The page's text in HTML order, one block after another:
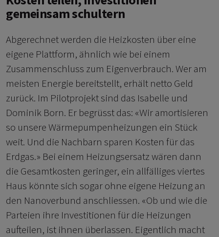
gemeinsam schultern
Abgerechnet werden die Heizkosten über eine
eigene Plattform, ähnlich wie bei einem
Zusammenschluss zum Eigenverbrauch. Wer am
meisten Energie bereitstellt, erhält netto Geld
zurück. Im Pilotprojekt sind das Isabelle und
Dominik Born. Er begrüsst das: «Wir amortisieren
so unsere Wärmepumpenheizungen ein Stück
weit. Und die Nachbarn sparen Kosten für das
Erdgas.» Bei einem Heizungsersatz wären dann
die Gesamtkosten geringer, ein allfälliges viertes
Haus könnte sich sogar ohne eigene Heizung an
den Nanoverbund anschliessen. «Ob und wie die
Parteien ihre Investitionen für die Heizungen
aufteilen, ist ihnen überlassen. Eigentlich macht